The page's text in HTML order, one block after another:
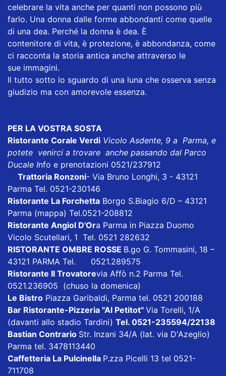
celebrare la vita anche per quanti non possono più
farlo. Una donna dalle forme abbondanti come quelle
di una dea. Perché la donna è dea. È
contenitore di vita, è protezione, è abbondanza, come
ci racconta la storia antica anche attraverso le
sue immagini.
Il tutto sotto lo sguardo di una luna che osserva senza
giudizio ma con amorevole essenza.
PER LA VOSTRA SOSTA
Ristorante Corale Verdi Vicolo Asdente, 9 a Parma, e
potete venirci a trovare anche passando dal Parco
Ducale Info e prenotazioni 0521/237912
Trattoria Ronzoni- Via Bruno Longhi, 3 - 43121
Parma Tel. 0521-230146
Ristorante La Forchetta Borgo S.Biagio 6/D – 43121
Parma (mappa) Tel.0521-208812
Ristorante Angiol D'Ora Parma in Piazza Duomo
Vicolo Scutellari, 1 Tel. 0521 282632
RISTORANTE OMBRE ROSSE B.go G. Tommasini, 18 –
43121 PARMA Tel. 0521.289575
Ristorante Il Trovatorevia Affò n.2 Parma Tel.
0521.236905 (chuso la domenica)
Le Bistro Piazza Garibaldi, Parma tel. 0521 200188
Bar Ristorante-Pizzeria "Al Petitot" Via Torelli, 1/A
(davanti allo stadio Tardini) Tel. 0521-235594/22138
Bastian Contrario Str. Inzani 34/A (lat. via D'Azeglio)
Parma tel. 3478113440
Caffetteria La Pulcinella P.zza Picelli 13 tel 0521-
711708